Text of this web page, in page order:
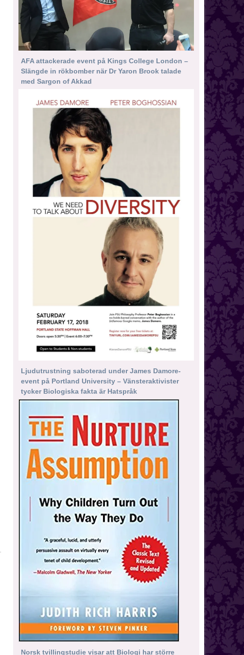
AFA attackerade event på Kings College London –
Slängde in rökbomber när Dr Yaron Brook talade
med Sargon of Akkad
Ljudutrustning saboterad under James Damore-
event på Portland University – Vänsteraktivister
tycker Biologiska fakta är Hatspråk
Norsk tvillingstudie visar att Biologi har större